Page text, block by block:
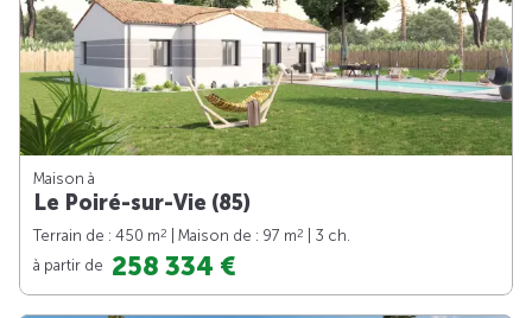
Maison à
Le Poiré-sur-Vie (85)
Terrain de : 450 m2 | Maison de : 97 m2
| 3 ch.
à partir de 258 334 €